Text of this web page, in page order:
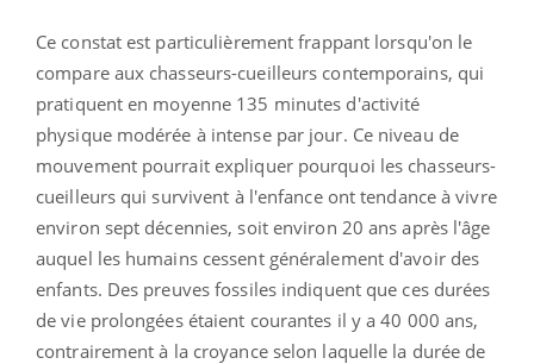
Ce constat est particulièrement frappant lorsqu'on le
compare aux chasseurs-cueilleurs contemporains, qui
pratiquent en moyenne 135 minutes d'activité
physique modérée à intense par jour. Ce niveau de
mouvement pourrait expliquer pourquoi les chasseurs-
cueilleurs qui survivent à l'enfance ont tendance à vivre
environ sept décennies, soit environ 20 ans après l'âge
auquel les humains cessent généralement d'avoir des
enfants. Des preuves fossiles indiquent que ces durées
de vie prolongées étaient courantes il y a 40 000 ans,
contrairement à la croyance selon laquelle la durée de